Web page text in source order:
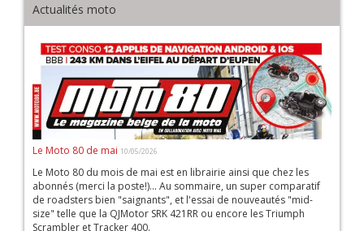
Actualités moto
Le Moto 80 de mai 10/05/2026
Le Moto 80 du mois de mai est en librairie ainsi que chez les
abonnés (merci la poste!)... Au sommaire, un super comparatif
de roadsters bien "saignants", et l'essai de nouveautés "mid-
size" telle que la QJMotor SRK 421RR ou encore les Triumph
Scrambler et Tracker 400.